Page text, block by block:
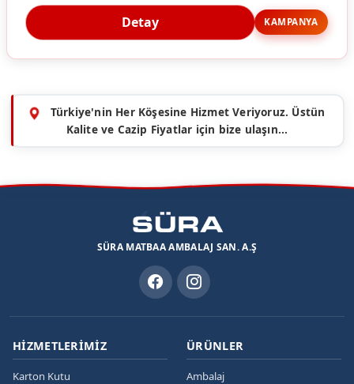
Detay KAMPANYA
Türkiye'nin Her Köşesine Hizmet Veriyoruz. Üstün
Kalite ve Cazip Fiyatlar için bize ulaşın...
SÜRA MATBAA AMBALAJ SAN. A.Ş
HIZMETLERIMIZ
Karton Kutu
ÜRÜNLER
Ambalaj